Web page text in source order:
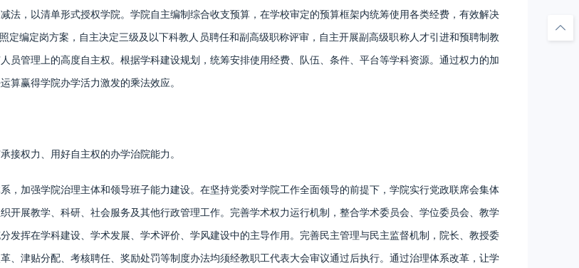
，以清单形式授权学院。学院自主编制综合收支预算，在学校审定的预算框架内统筹使用各类经费，有效解决
定编定岗方案，自主决定三级及以下科教人员聘任和副高级职称评审，自主开展副高级职称人才引进和预聘制教
员管理上的高度自主权。根据学科建设规划，统筹安排使用经费、队伍、条件、平台等学科资源。通过权力的加
算赢得学院办学活力激发的乘法效应。
权力、用好自主权的办学治院能力。
加强学院治理主体和领导班子能力建设。在坚持党委对学院工作全面领导的前提下，学院实行党政联席会集体
开展教学、科研、社会服务及其他行政管理工作。完善学术权力运行机制，整合学术委员会、学位委员会、教学
发挥在学科建设、学术发展、学术评价、学风建设中的主导作用。完善民主管理与民主监督机制，院长、教授委
、津贴分配、考核聘任、奖励处罚等制度办法均须经教职工代表大会审议通过后执行。通过治理体系改革，让学